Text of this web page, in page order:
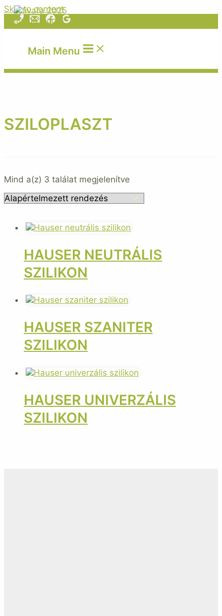
Skip to content
Main Menu
SZILOPLASZT
Mind a(z) 3 találat megjelenítve
HAUSER NEUTRÁLIS
SZILIKON
HAUSER SZANITER
SZILIKON
HAUSER UNIVERZÁLIS
SZILIKON